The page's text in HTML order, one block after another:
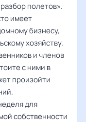
полетов».
имеет
бизнесу,
хозяйству.
и членов
с ними в
произойти
для
собственности